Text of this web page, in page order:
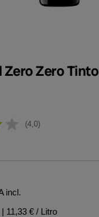
Zero Zero Tinto
4,0
incl.
| 11,33 € / Litro